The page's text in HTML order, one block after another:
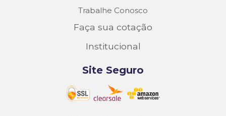
Trabalhe Conosco
Faça sua cotação
Institucional
Site Seguro